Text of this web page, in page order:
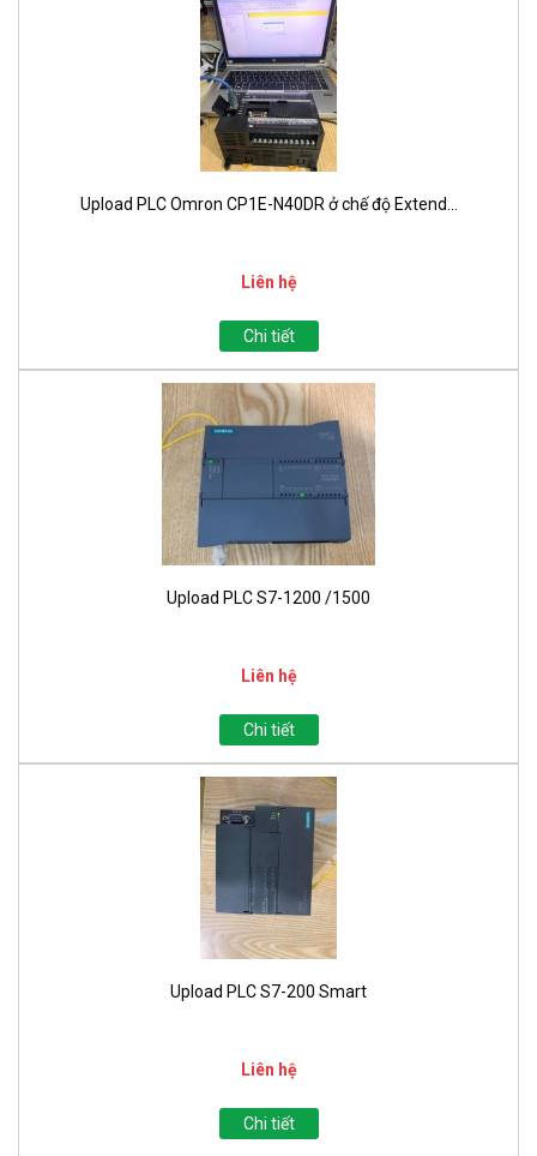
Upload PLC Omron CP1E-N40DR ở chế độ Extend...
Liên hệ
Chi tiết
Upload PLC S7-1200 /1500
Liên hệ
Chi tiết
Upload PLC S7-200 Smart
Liên hệ
Chi tiết